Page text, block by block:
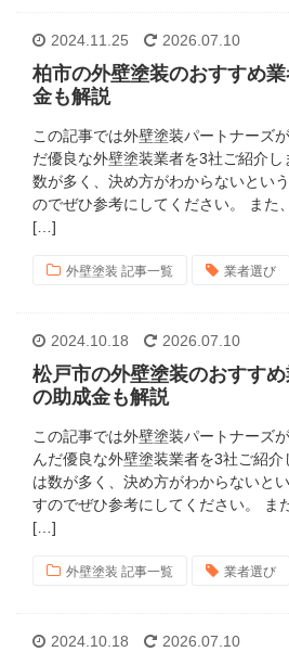
2024.11.25 2026.07.10
柏市の外壁塗装のおすすめ
金も解説
この記事では外壁塗装パートナーズ
だ優良な外壁塗装業者を3社ご紹介
数が多く、決め方がわからないとい
のでぜひ参考にしてください。 また
[…]
外壁塗装 記事一覧 業者選び
2024.10.18 2026.07.10
松戸市の外壁塗装のおすす
の助成金も解説
この記事では外壁塗装パートナーズ
んだ優良な外壁塗装業者を3社ご紹
は数が多く、決め方がわからないと
すのでぜひ参考にしてください。 ま
[…]
外壁塗装 記事一覧 業者選び
2024.10.18 2026.07.10